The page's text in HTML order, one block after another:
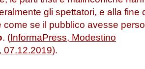
gli spettatori, e alla fine
come se il pubblico avesse perso
. (InformaPress, Modestino
07.12.2019).